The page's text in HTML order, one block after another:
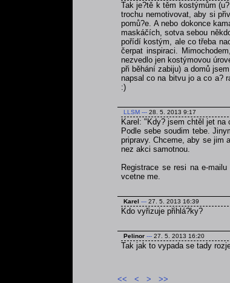
Tak je?tě k těm kostýmům
trochu nemotivovat, aby si
pomů?e. A nebo dokonce
maskáčích, sotva sebou
pořídí kostým, ale co třeba
čerpat inspiraci.
nezvedlo jen kostýmovou
při běhání zabiju) a domů
napsal co na bitvu jo a co a?
:)
LLSM --- 28. 5. 2013 9:17
Karel: "Kdy? jsem chtěl jet
Podle sebe soudim tebe.
pripravy. Chceme, aby se jim
nez akci samotnou.
Registrace se resi na e-mailu
vcetne me.
Karel --- 27. 5. 2013 16:39
Kdo vyřizuje přihlá?ky?
Pelinor --- 27. 5. 2013 16:20
Tak jak to vypada se tady
<< < > >>